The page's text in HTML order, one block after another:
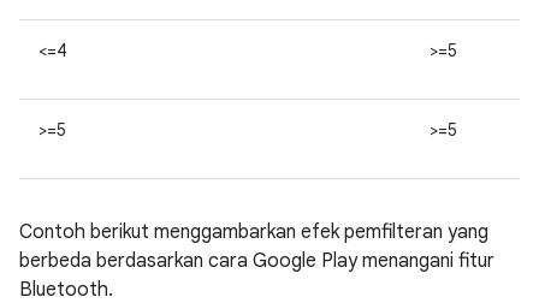
<=4 >=5
>=5 >=5
Contoh berikut menggambarkan efek pemfilteran yang
berbeda berdasarkan cara Google Play menangani fitur
Bluetooth.